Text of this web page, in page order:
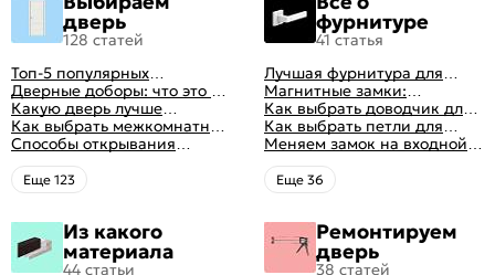
дверь
128 статей
Топ-5 популярных
межкомнатных дверей
Дверные доборы: что это и
зачем они нужны
Какую дверь лучше
поставить в ванную
комнату
Как выбрать межкомнатные
двери: какие
межкомнатные двери
лучше
Способы открывания
межкомнатных дверей (с
фото-примерами)
Eще 123
фурнитуре
41 статья
Лучшая фурнитура для
дверей: как выбрать
правильно
Магнитные замки:
особенности и принцип
работы
Как выбрать доводчик для
входной двери: советы от
профессионалов
Как выбрать петли для
межкомнатных дверей
Меняем замок на входной
двери
Eще 36
Из какого
материала
44 статьи
Ремонтируем
дверь
38 статей